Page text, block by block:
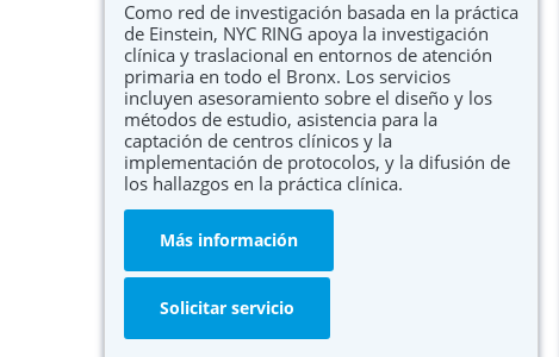
Como red de investigación basada en la práctica
de Einstein, NYC RING apoya la investigación
clínica y traslacional en entornos de atención
primaria en todo el Bronx. Los servicios
incluyen asesoramiento sobre el diseño y los
métodos de estudio, asistencia para la
captación de centros clínicos y la
implementación de protocolos, y la difusión de
los hallazgos en la práctica clínica.
Más información
Solicitar servicio